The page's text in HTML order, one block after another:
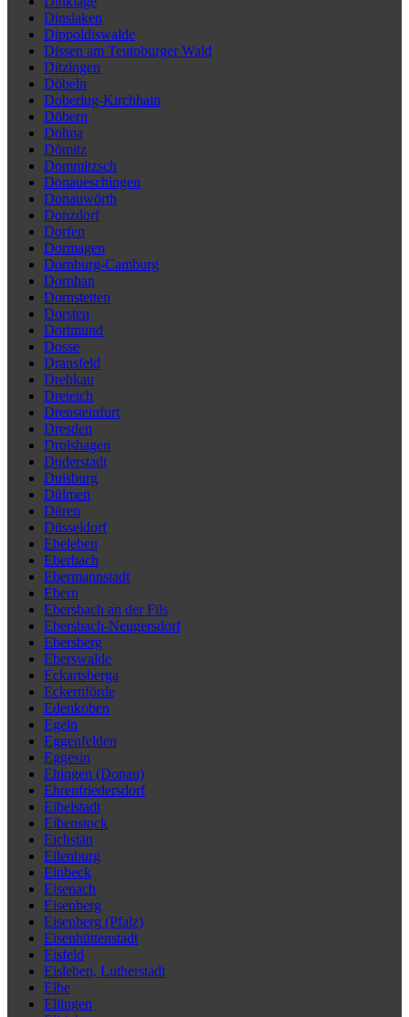
Dinslaken
Dippoldiswalde
Dissen am Teutoburger Wald
Ditzingen
Döbeln
Doberlug-Kirchhain
Döbern
Dohna
Dömitz
Dommitzsch
Donaueschingen
Donauwörth
Donzdorf
Dorfen
Dormagen
Dornburg-Camburg
Dornhan
Dornstetten
Dorsten
Dortmund
Dosse
Dransfeld
Drebkau
Dreieich
Drensteinfurt
Dresden
Drolshagen
Duderstadt
Duisburg
Dülmen
Düren
Düsseldorf
Ebeleben
Eberbach
Ebermannstadt
Ebern
Ebersbach an der Fils
Ebersbach-Neugersdorf
Ebersberg
Eberswalde
Eckartsberga
Eckernförde
Edenkoben
Egeln
Eggenfelden
Eggesin
Ehingen (Donau)
Ehrenfriedersdorf
Eibelstadt
Eibenstock
Eichstätt
Eilenburg
Einbeck
Eisenach
Eisenberg
Eisenberg (Pfalz)
Eisenhüttenstadt
Eisfeld
Eisleben, Lutherstadt
Elbe
Ellingen